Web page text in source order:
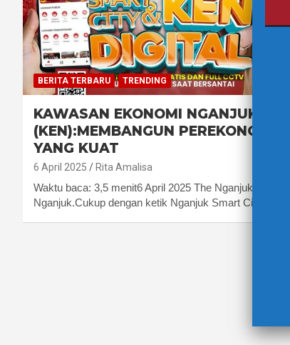
BERITA TERBARU TRENDING
KAWASAN EKONOMI NGANJUK
(KEN):MEMBANGUN PEREKONOMIAN
YANG KUAT
6 April 2025 Rita Amalisa
Waktu baca: 3,5 menit6 April 2025 The Nganjuk Post.
Nganjuk.Cukup dengan ketik Nganjuk Smart City kita…